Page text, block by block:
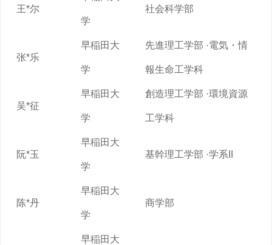
王*尔
学
社会科学部
张*乐
早稲田大
学
先進理工学部 ·電気・情
報生命工学科
吴*征
早稲田大
学
創造理工学部 ·環境資源
工学科
阮*玉
早稲田大
学
基幹理工学部 ·学系II
陈*丹
早稲田大
学
商学部
早稲田大